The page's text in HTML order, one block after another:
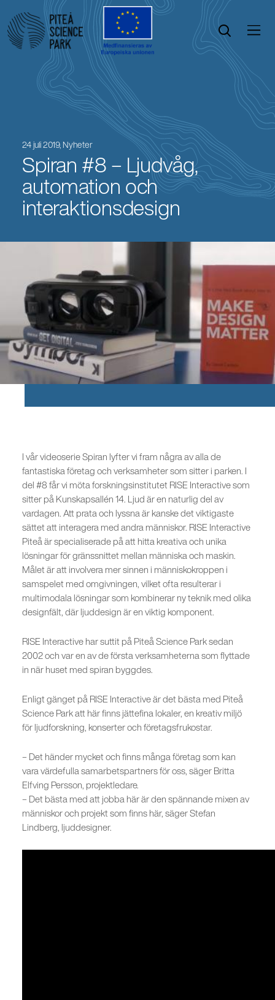
Öppna sök
Öppna menyn
24 juli 2019, Nyheter
Spiran #8 – Ljudvåg,
automation och
interaktionsdesign
I vår videoserie Spiran lyfter vi fram några av alla de
fantastiska företag och verksamheter som sitter i parken. I
del #8 får vi möta forskningsinstitutet RISE Interactive som
sitter på Kunskapsallén 14. Ljud är en naturlig del av
vardagen. Att prata och lyssna är kanske det viktigaste
sättet att interagera med andra människor. RISE Interactive
Piteå är specialiserade på att hitta kreativa och unika
lösningar för gränssnittet mellan människa och maskin.
Målet är att involvera mer sinnen i människokroppen i
samspelet med omgivningen, vilket ofta resulterar i
multimodala lösningar som kombinerar ny teknik med olika
designfält, där ljuddesign är en viktig komponent.
RISE Interactive har suttit på Piteå Science Park sedan
2002 och var en av de första verksamheterna som flyttade
in när huset med spiran byggdes.
Enligt gänget på RISE Interactive är det bästa med Piteå
Science Park att här finns jättefina lokaler, en kreativ miljö
för ljudforskning, konserter och företagsfrukostar.
– Det händer mycket och finns många företag som kan
vara värdefulla samarbetspartners för oss, säger Britta
Elfving Persson, projektledare.
– Det bästa med att jobba här är den spännande mixen av
människor och projekt som finns här, säger Stefan
Lindberg, ljuddesigner.